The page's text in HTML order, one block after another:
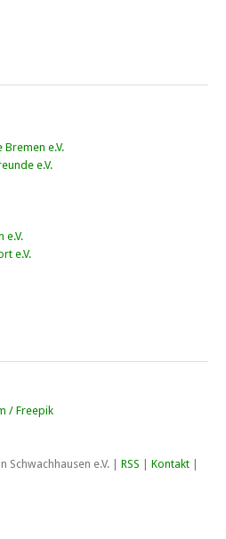
e.V.
e.V.
e.V.
e.V.
/ Freepik
Schwachhausen e.V. | RSS Kontakt